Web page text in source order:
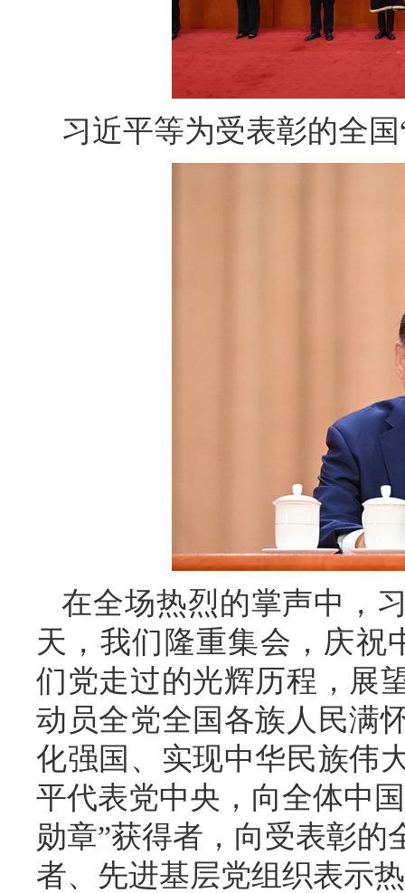
习近平等为受表彰的全
在全场热烈的掌声中，
天，我们隆重集会，庆祝
们党走过的光辉历程，展
动员全党全国各族人民满
化强国、实现中华民族伟
平代表党中央，向全体中
勋章”获得者，向受表彰
者、先进基层党组织表示